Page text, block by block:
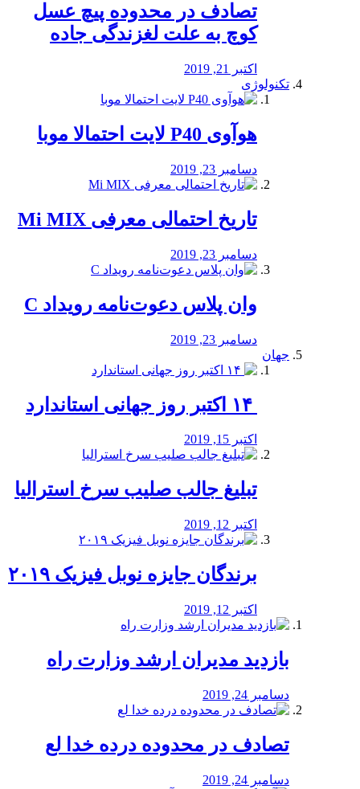
تصادف در محدوده پیچ عسل
کوچ به علت لغزندگی جاده
اکتبر 21, 2019
تکنولوژی
هوآوی P40 لایت احتمالا موبا
دسامبر 23, 2019
تاریخ احتمالی معرفی Mi MIX
دسامبر 23, 2019
وان پلاس دعوت‌نامه رویداد C
دسامبر 23, 2019
جهان
اکتبر 15, 2019
تبلیغ جالب صلیب سرخ استرالیا
اکتبر 12, 2019
برندگان جایزه نوبل فیزیک ۲۰۱۹
اکتبر 12, 2019
بازدید مدیران ارشد وزارت راه
دسامبر 24, 2019
تصادف در محدوده درده خدا لع
دسامبر 24, 2019